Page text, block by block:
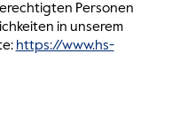
Personen
in unserem
https://www.hs-